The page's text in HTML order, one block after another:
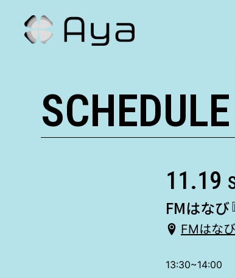
SCHEDULE
11.19
FMはなび
FMはなび
13:30~14:00